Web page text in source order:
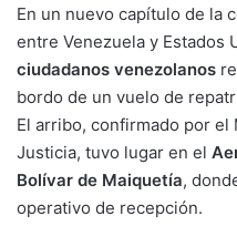
En un nuevo capítulo de la
entre Venezuela y Estados
ciudadanos venezolanos
bordo de un vuelo de
El arribo, confirmado por
Justicia, tuvo lugar en el
Bolívar de Maiquetía,
operativo de recepción.